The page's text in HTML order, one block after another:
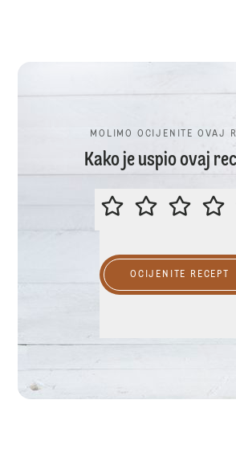
MOLIMO OCIJENITE OVAJ
Kako je uspio ovaj
MOLIMO
OCIJENITE RECEPT